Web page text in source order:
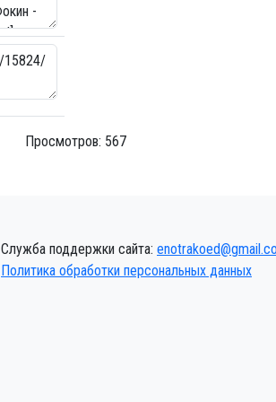
Просмотров: 567
Служба поддержки сайта:
Политика обработки персональных данных